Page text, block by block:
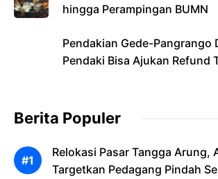
hingga Perampingan BUMN
Pendakian Gede-Pangrango
Pendaki Bisa Ajukan Refund
Berita Populer
Relokasi Pasar Tangga Arung,
Targetkan Pedagang Pindah